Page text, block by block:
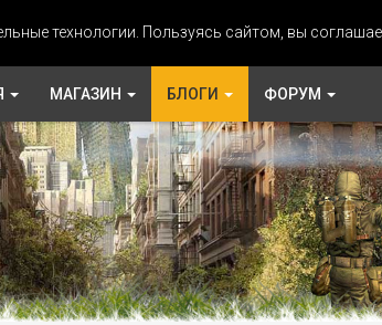
технологии. Пользуясь сайтом, вы
МАГАЗИН БЛОГИ ФОРУМ